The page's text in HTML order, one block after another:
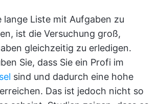
lange Liste mit Aufgaben zu
ist die Versuchung groß,
gleichzeitig zu erledigen.
Sie, dass Sie ein Profi im
sind und dadurch eine hohe
Das ist jedoch nicht so